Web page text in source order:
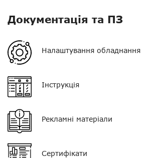
VOX немає
Кліпса/затискач
Колір
Кнопка PTT
Тип навушника
Документація та ПЗ
Налаштування обладнання
Інструкція
Рекламні матеріали
Сертифікати